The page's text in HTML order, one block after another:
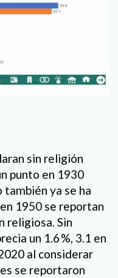
sin religión
punto en 1930
también ya se ha
1950 se reportan
religiosa. Sin
un 1.6 %, 3.1 en
al considerar
se reportaron